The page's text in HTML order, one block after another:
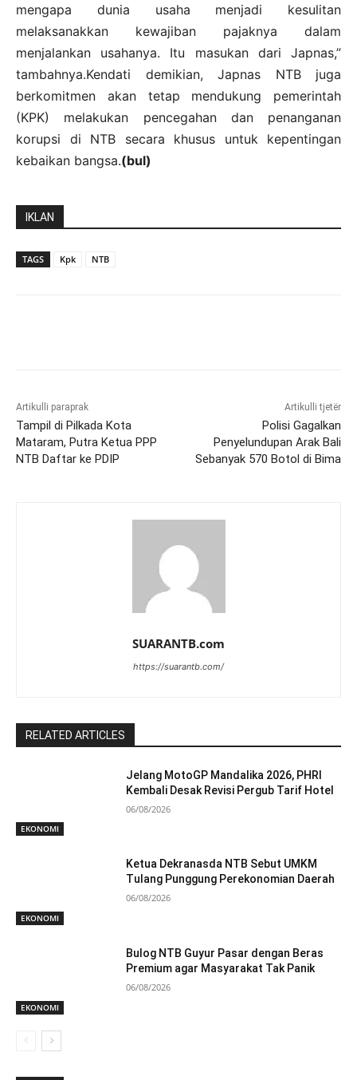
mengapa dunia usaha menjadi kesulitan
melaksanakkan kewajiban pajaknya dalam
menjalankan usahanya. Itu masukan dari Japnas,”
tambahnya.Kendati demikian, Japnas NTB juga
berkomitmen akan tetap mendukung pemerintah
(KPK) melakukan pencegahan dan penanganan
korupsi di NTB secara khusus untuk kepentingan
kebaikan bangsa.(bul)
IKLAN
TAGS Kpk NTB
Artikulli paraprak
Tampil di Pilkada Kota
Mataram, Putra Ketua PPP
NTB Daftar ke PDIP
Artikulli tjetër
Polisi Gagalkan
Penyelundupan Arak Bali
Sebanyak 570 Botol di Bima
SUARANTB.com
https://suarantb.com/
RELATED ARTICLES
EKONOMI
Jelang MotoGP Mandalika 2026, PHRI
Kembali Desak Revisi Pergub Tarif Hotel
06/08/2026
EKONOMI
Ketua Dekranasda NTB Sebut UMKM
Tulang Punggung Perekonomian Daerah
06/08/2026
EKONOMI
Bulog NTB Guyur Pasar dengan Beras
Premium agar Masyarakat Tak Panik
06/08/2026